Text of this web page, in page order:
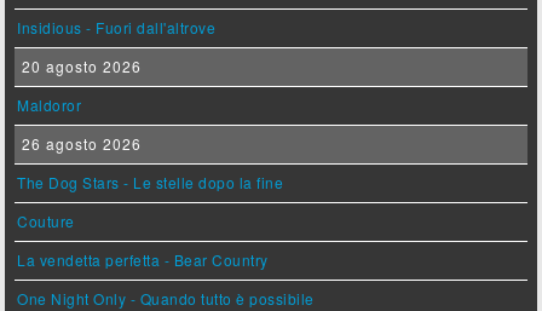
Insidious - Fuori dall'altrove
20 agosto 2026
Maldoror
26 agosto 2026
The Dog Stars - Le stelle dopo la fine
Couture
La vendetta perfetta - Bear Country
One Night Only - Quando tutto è possibile